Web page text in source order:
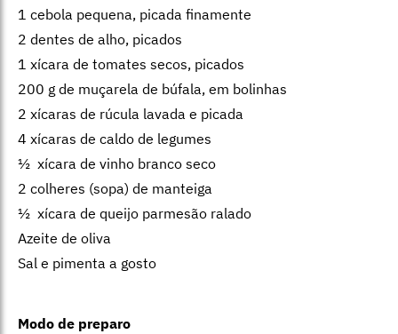
1 cebola pequena, picada finamente
2 dentes de alho, picados
1 xícara de tomates secos, picados
200 g de muçarela de búfala, em bolinhas
2 xícaras de rúcula lavada e picada
4 xícaras de caldo de legumes
½ xícara de vinho branco seco
2 colheres (sopa) de manteiga
½ xícara de queijo parmesão ralado
Azeite de oliva
Sal e pimenta a gosto
Modo de preparo